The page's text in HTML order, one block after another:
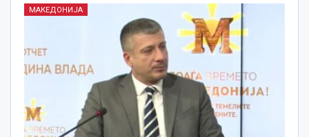
МАКЕДОНИЈА